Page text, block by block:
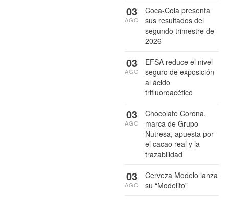
Coca-Cola presenta
sus resultados del
segundo trimestre de
2026
03
AGO
EFSA reduce el nivel
seguro de exposición
al ácido
trifluoroacético
03
AGO
Chocolate Corona,
marca de Grupo
Nutresa, apuesta por
el cacao real y la
trazabilidad
03
AGO
Cerveza Modelo lanza
su “Modelito”
03
AGO